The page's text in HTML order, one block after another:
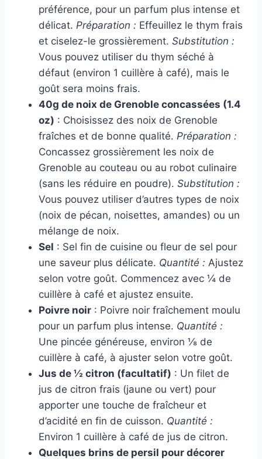
préférence, pour un parfum plus intense et
délicat. Préparation : Effeuillez le thym frais
et ciselez-le grossièrement. Substitution :
Vous pouvez utiliser du thym séché à
défaut (environ 1 cuillère à café), mais le
goût sera moins frais.
40g de noix de Grenoble concassées (1.4
oz) : Choisissez des noix de Grenoble
fraîches et de bonne qualité. Préparation :
Concassez grossièrement les noix de
Grenoble au couteau ou au robot culinaire
(sans les réduire en poudre). Substitution :
Vous pouvez utiliser d’autres types de noix
(noix de pécan, noisettes, amandes) ou un
mélange de noix.
Sel : Sel fin de cuisine ou fleur de sel pour
une saveur plus délicate. Quantité : Ajustez
selon votre goût. Commencez avec ¼ de
cuillère à café et ajustez ensuite.
Poivre noir : Poivre noir fraîchement moulu
pour un parfum plus intense. Quantité :
Une pincée généreuse, environ ⅛ de
cuillère à café, à ajuster selon votre goût.
Jus de ½ citron (facultatif) : Un filet de
jus de citron frais (jaune ou vert) pour
apporter une touche de fraîcheur et
d’acidité en fin de cuisson. Quantité :
Environ 1 cuillère à café de jus de citron.
Quelques brins de persil pour décorer